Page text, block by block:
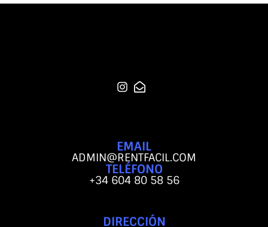
EMAIL
ADMIN@RENTFACIL.COM
TELÉFONO
+34 604 80 58 56
DIRECCIÓN